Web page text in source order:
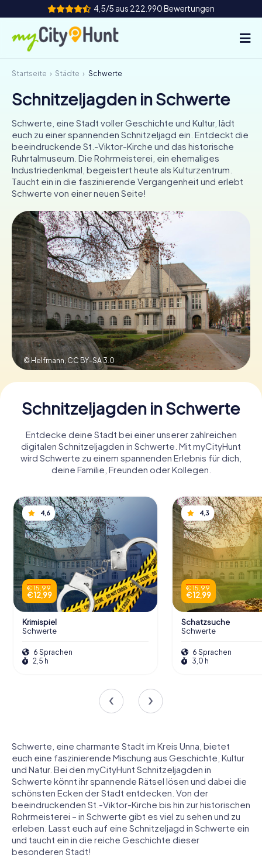
4,5/5 aus 222.990 Bewertungen
So funktioniert's
Städte
Touren
Teamevent
Tickets
INT AT CH
ES
FR UK
IT
NL
Tickets buchen
Gutscheine bestellen
Startseite Städte Schwerte
Schnitzeljagden in Schwerte
Schwerte, eine Stadt voller Geschichte und Kultur, lädt
euch zu einer spannenden Schnitzeljagd ein. Entdeckt die
beeindruckende St.-Viktor-Kirche und das historische
Ruhrtalmuseum. Die Rohrmeisterei, ein ehemaliges
Industriedenkmal, begeistert heute als Kulturzentrum.
Taucht ein in die faszinierende Vergangenheit und erlebt
Schwerte von einer neuen Seite!
© Helfmann, CC BY-SA 3.0
Schnitzeljagden in Schwerte
Entdecke deine Stadt bei einer unserer zahlreichen
digitalen Schnitzeljagden in Schwerte. Mit myCityHunt
wird Schwerte zu einem spannenden Erlebnis für dich,
deine Familie, Freunden oder Kollegen.
4,6
€ 15,99
€ 12,99
Krimispiel
Schwerte
6 Sprachen
2,5 h
4,3
€ 15,99
€ 12,99
Schatzsuche
Schwerte
6 Sprachen
3,0 h
Schwerte, eine charmante Stadt im Kreis Unna, bietet
euch eine faszinierende Mischung aus Geschichte, Kultur
und Natur. Bei den myCityHunt Schnitzeljagden in
Schwerte könnt ihr spannende Rätsel lösen und dabei die
schönsten Ecken der Stadt entdecken. Von der
beeindruckenden St.-Viktor-Kirche bis hin zur historischen
Rohrmeisterei – in Schwerte gibt es viel zu sehen und zu
erleben. Lasst euch auf eine Schnitzeljagd in Schwerte ein
und taucht ein in die reiche Geschichte dieser
besonderen Stadt!